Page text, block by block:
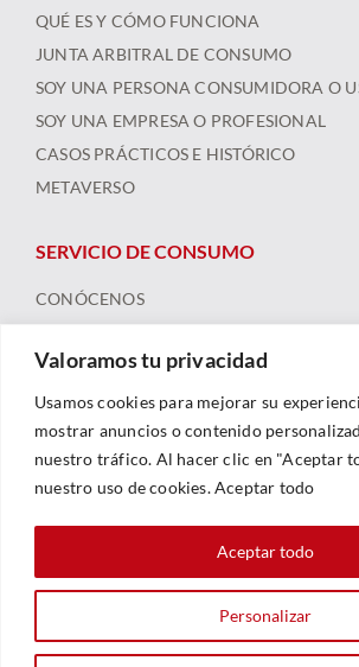
Valoramos tu privacidad
Usamos cookies para mejorar su
mostrar anuncios o contenido
nuestro tráfico. Al hacer clic en "Aceptar
nuestro uso de cookies. Aceptar todo
Personalizar
Aceptar todo
QUÉ ES Y CÓMO FUNCIONA
JUNTA ARBITRAL DE CONSUMO
SOY UNA PERSONA CONSUMIDORA O
SOY UNA EMPRESA O PROFESIONAL
CASOS PRÁCTICOS E HISTÓRICO
METAVERSO
SERVICIO DE CONSUMO
CONÓCENOS
FORMACIÓN Y RECURSOS
NOTICIAS
Política De Privacidad|Política
Sarhe Consultoría